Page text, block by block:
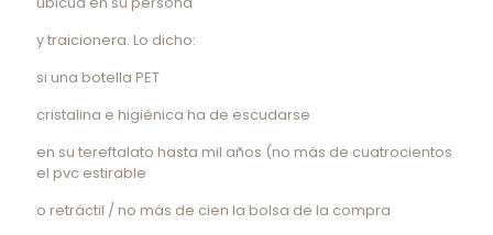
y traicionera. Lo dicho:
si una botella PET
cristalina e higiénica ha de escudarse
en su tereftalato hasta mil años (no más de cuatrocientos
el pvc estirable
o retráctil / no más de cien la bolsa de la compra